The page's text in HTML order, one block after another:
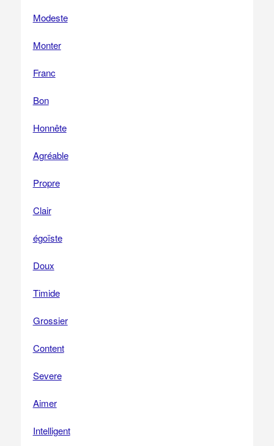
Modeste
Monter
Franc
Bon
Honnête
Agréable
Propre
Clair
égoïste
Doux
Timide
Grossier
Content
Severe
Aimer
Intelligent